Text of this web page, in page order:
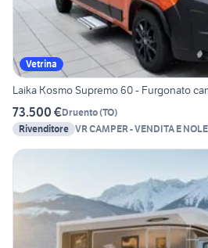
Vetrina
Laika Kosmo Supremo 60 - Furgonato
73.500 €Druento(TO)
Rivenditore VR CAMPER - VENDITA E